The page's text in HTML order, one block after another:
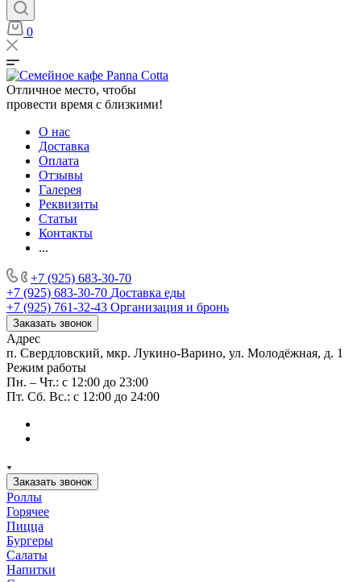
0
Отличное место, чтобы
провести время с близкими!
О нас
Доставка
Оплата
Отзывы
Галерея
Реквизиты
Статьи
Контакты
...
+7 (925) 683-30-70
+7 (925) 683-30-70 Доставка еды
+7 (925) 761-32-43 Организация и бронь
Заказать звонок
Адрес
п. Свердловский, мкр. Лукино-Варино, ул. Молодёжная, д. 1
Режим работы
Пн. – Чт.: с 12:00 до 23:00
Пт. Сб. Вс.: с 12:00 до 24:00
Заказать звонок
Роллы
Горячее
Пицца
Бургеры
Салаты
Напитки